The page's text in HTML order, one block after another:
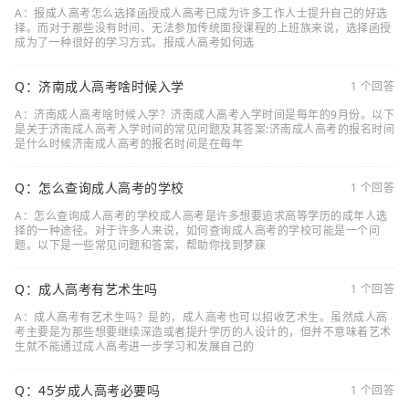
A：报成人高考怎么选择函授成人高考已成为许多工作人士提升自己的好选
择。而对于那些没有时间、无法参加传统面授课程的上班族来说，选择函授
成为了一种很好的学习方式。报成人高考如何选
Q：济南成人高考啥时候入学
1 个回答
A：济南成人高考啥时候入学？济南成人高考入学时间是每年的9月份。以下
是关于济南成人高考入学时间的常见问题及其答案:济南成人高考的报名时间
是什么时候济南成人高考的报名时间是在每年
Q：怎么查询成人高考的学校
1 个回答
A：怎么查询成人高考的学校成人高考是许多想要追求高等学历的成年人选
择的一种途径。对于许多人来说，如何查询成人高考的学校可能是一个问
题。以下是一些常见问题和答案，帮助你找到梦寐
Q：成人高考有艺术生吗
1 个回答
A：成人高考有艺术生吗？是的，成人高考也可以招收艺术生。虽然成人高
考主要是为那些想要继续深造或者提升学历的人设计的，但并不意味着艺术
生就不能通过成人高考进一步学习和发展自己的
Q：45岁成人高考必要吗
1 个回答